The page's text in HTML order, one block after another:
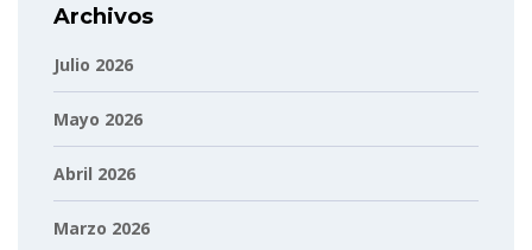
Archivos
Julio 2026
Mayo 2026
Abril 2026
Marzo 2026